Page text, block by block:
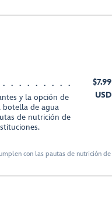
y la opción de
botella de agua
de nutrición de
$7.99
USD
con las pautas de nutrición de